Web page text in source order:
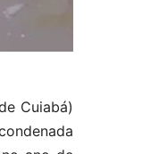
Cuiabá)